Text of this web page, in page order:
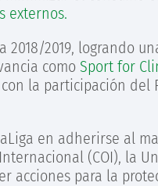
externos.
2019, logrando
como Sport for
la participación del
en adherirse al
(COI), la
acciones para la